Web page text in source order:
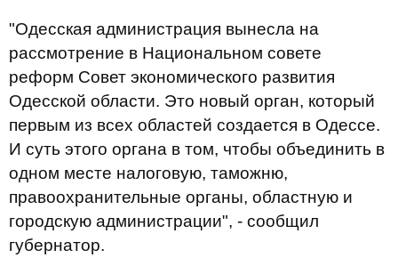
"Одесская администрация вынесла на
рассмотрение в Национальном совете
реформ Совет экономического развития
Одесской области. Это новый орган, который
первым из всех областей создается в Одессе.
И суть этого органа в том, чтобы объединить в
одном месте налоговую, таможню,
правоохранительные органы, областную и
городскую администрации", - сообщил
губернатор.